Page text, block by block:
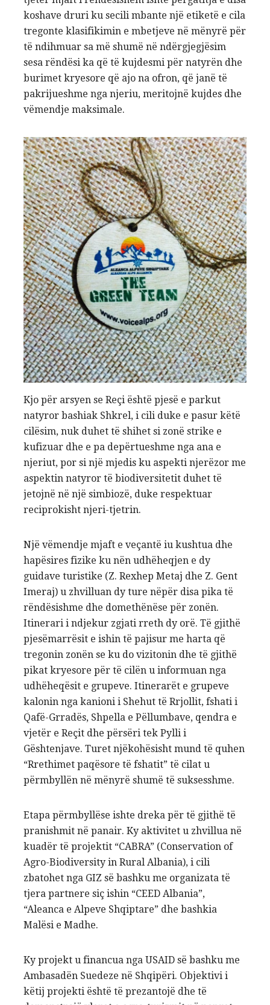
koshave druri ku secili mbante një etiketë e cila
tregonte klasifikimin e mbetjeve në mënyrë për
të ndihmuar sa më shumë në ndërgjegjësim
sesa rëndësi ka që të kujdesmi për natyrën dhe
burimet kryesore që ajo na ofron, që janë të
pakrijueshme nga njeriu, meritojnë kujdes dhe
vëmendje maksimale.
Kjo për arsyen se Reçi është pjesë e parkut
natyror bashiak Shkrel, i cili duke e pasur këtë
cilësim, nuk duhet të shihet si zonë strike e
kufizuar dhe e pa depërtueshme nga ana e
njeriut, por si një mjedis ku aspekti njerëzor me
aspektin natyror të biodiversitetit duhet të
jetojnë në një simbiozë, duke respektuar
reciprokisht njeri-tjetrin.
Një vëmendje mjaft e veçantë iu kushtua dhe
hapësires fizike ku nën udhëheqjen e dy
guidave turistike (Z. Rexhep Metaj dhe Z. Gent
Imeraj) u zhvilluan dy ture nëpër disa pika të
rëndësishme dhe domethënëse për zonën.
Itinerari i ndjekur zgjati rreth dy orë. Të gjithë
pjesëmarrësit e ishin të pajisur me harta që
tregonin zonën se ku do vizitonin dhe të gjithë
pikat kryesore për të cilën u informuan nga
udhëheqësit e grupeve. Itinerarët e grupeve
kalonin nga kanioni i Shehut të Rrjollit, fshati i
Qafë-Grradës, Shpella e Pëllumbave, qendra e
vjetër e Reçit dhe përsëri tek Pylli i
Gështenjave. Turet njëkohësisht mund të quhen
“Rrethimet paqësore të fshatit” të cilat u
përmbyllën në mënyrë shumë të suksesshme.
Etapa përmbyllëse ishte dreka për të gjithë të
pranishmit në panair. Ky aktivitet u zhvillua në
kuadër të projektit “CABRA” (Conservation of
Agro-Biodiversity in Rural Albania), i cili
zbatohet nga GIZ së bashku me organizata të
tjera partnere siç ishin “CEED Albania”,
“Aleanca e Alpeve Shqiptare” dhe bashkia
Malësi e Madhe.
Ky projekt u financua nga USAID së bashku me
Ambasadën Suedeze në Shqipëri. Objektivi i
këtij projekti është të prezantojë dhe të